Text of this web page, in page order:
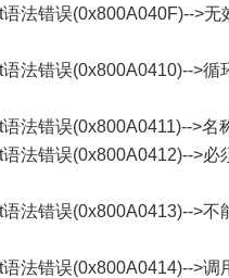
法错误(0x800A040F)-->无
法错误(0x800A0410)-->循
法错误(0x800A0411)-->名
法错误(0x800A0412)-->必
法错误(0x800A0413)-->不
法错误(0x800A0414)-->调